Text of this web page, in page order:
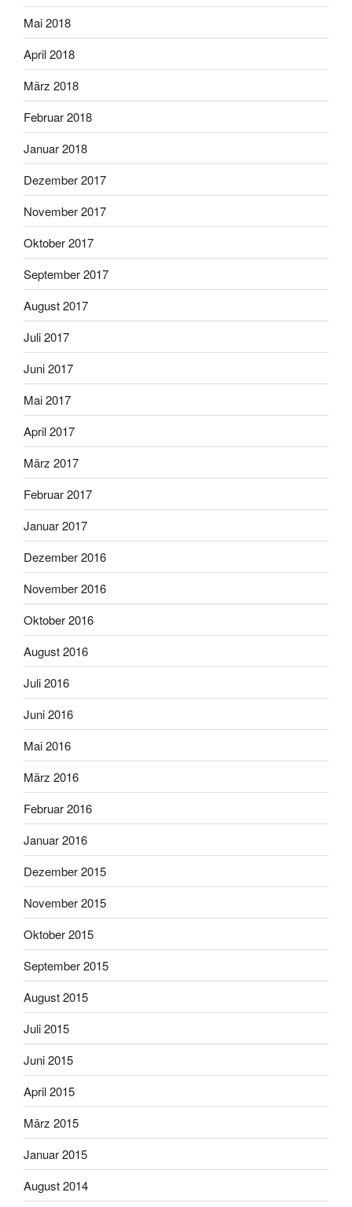
Mai 2018
April 2018
März 2018
Februar 2018
Januar 2018
Dezember 2017
November 2017
Oktober 2017
September 2017
August 2017
Juli 2017
Juni 2017
Mai 2017
April 2017
März 2017
Februar 2017
Januar 2017
Dezember 2016
November 2016
Oktober 2016
August 2016
Juli 2016
Juni 2016
Mai 2016
März 2016
Februar 2016
Januar 2016
Dezember 2015
November 2015
Oktober 2015
September 2015
August 2015
Juli 2015
Juni 2015
April 2015
März 2015
Januar 2015
August 2014